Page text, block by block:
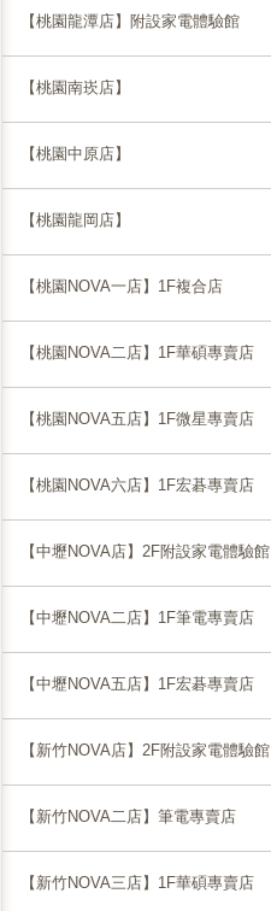
【桃園龍潭店】附設家電體驗館
【桃園南崁店】
【桃園中原店】
【桃園龍岡店】
【桃園NOVA一店】1F複合店
【桃園NOVA二店】1F華碩專賣店
【桃園NOVA五店】1F微星專賣店
【桃園NOVA六店】1F宏碁專賣店
【中壢NOVA店】2F附設家電體驗館
【中壢NOVA二店】1F筆電專賣店
【中壢NOVA五店】1F宏碁專賣店
【新竹NOVA店】2F附設家電體驗館
【新竹NOVA二店】筆電專賣店
【新竹NOVA三店】1F華碩專賣店